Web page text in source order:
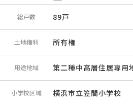
総戸数 89戸
土地権利 所有権
用途地域 第二種中高層住居専用
小学校区域 横浜市立笠間小学校